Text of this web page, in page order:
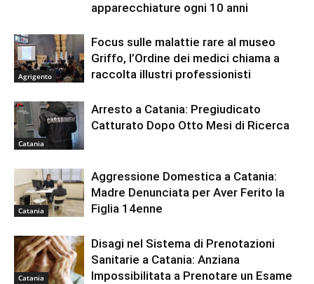
apparecchiature ogni 10 anni
Agrigento
Focus sulle malattie rare al museo
Griffo, l’Ordine dei medici chiama a
raccolta illustri professionisti
Catania
Arresto a Catania: Pregiudicato
Catturato Dopo Otto Mesi di Ricerca
Catania
Aggressione Domestica a Catania:
Madre Denunciata per Aver Ferito la
Figlia 14enne
Catania
Disagi nel Sistema di Prenotazioni
Sanitarie a Catania: Anziana
Impossibilitata a Prenotare un Esame